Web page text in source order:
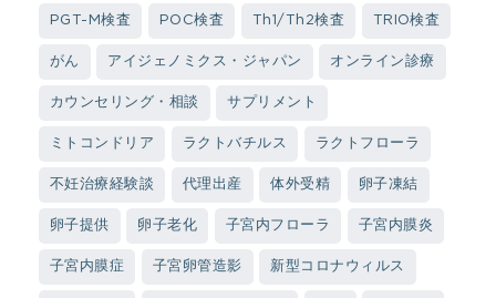
PGT-M検査 POC検査 Th1/Th2検査 TRIO検査
がん アイジェノミクス・ジャパン オンライン診療
カウンセリング・相談 サプリメント
ミトコンドリア ラクトバチルス ラクトフローラ
不妊治療経験談 代理出産 体外受精 卵子凍結
卵子提供 卵子老化 子宮内フローラ 子宮内膜炎
子宮内膜症 子宮卵管造影 新型コロナウィルス